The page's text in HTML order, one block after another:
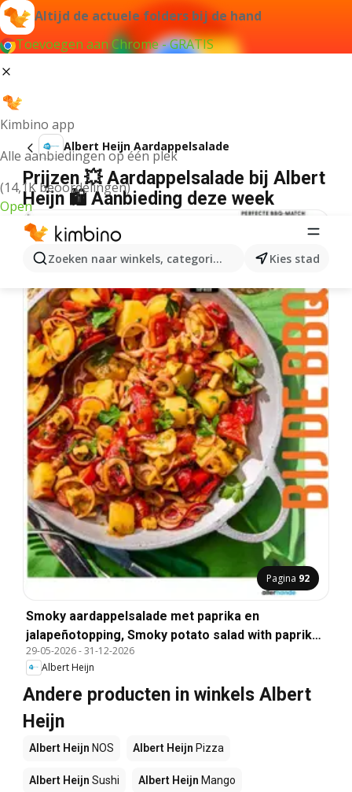
Altijd de actuele folders bij de hand
Toevoegen aan Chrome - GRATIS
Kimbino app
Alle aanbiedingen op één plek
(14,1K beoordelingen)
Open
Zoeken naar winkels, categorieën, producten...
Kies stad
Albert Heijn Aardappelsalade
Prijzen 💥 Aardappelsalade bij Albert
Heijn 🛍️ Aanbieding deze week
Pagina 92
Smoky aardappelsalade met paprika en
jalapeñotopping, Smoky potato salad with paprika
and jalapeño topping.
29-05-2026-31-12-2026
Albert Heijn
Andere producten in winkels Albert
Heijn
Albert Heijn NOS Albert Heijn Pizza
Albert Heijn Sushi Albert Heijn Mango